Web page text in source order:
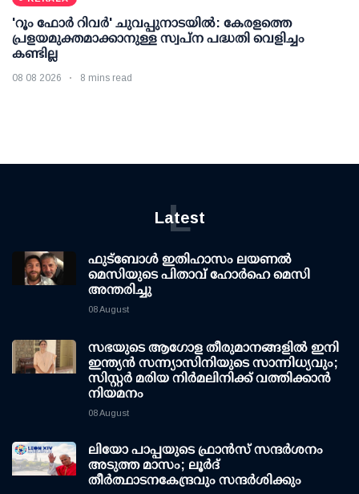
'റൂം ഫോര്‍ റിവര്‍' ചുവപ്പുനാടയില്‍: കേരളത്തെ
പ്രളയമുക്തമാക്കാനുള്ള സ്വപ്ന പദ്ധതി വെളിച്ചം
കണ്ടില്ല
08 08 2026 8 mins read
Latest
L
ഫുട്ബോൾ ഇതിഹാസം ലയണൽ
മെസിയുടെ പിതാവ് ഹോർഹെ മെസി
അന്തരിച്ചു
08 August
സഭയുടെ ആഗോള തീരുമാനങ്ങളിൽ ഇനി
ഇന്ത്യൻ സന്ന്യാസിനിയുടെ സാന്നിധ്യവും;
സിസ്റ്റർ മരിയ നിർമലിനിക്ക് വത്തിക്കാൻ
നിയമനം
08 August
ലിയോ പാപ്പയുടെ ഫ്രാൻസ് സന്ദർശനം
അടുത്ത മാസം; ലൂർദ്
തീർത്ഥാടനകേന്ദ്രവും സന്ദർശിക്കും